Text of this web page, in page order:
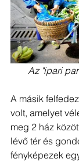
Az "ipari
A másik
volt, amelyet
meg 2 ház
lévő tér és
fényképezek